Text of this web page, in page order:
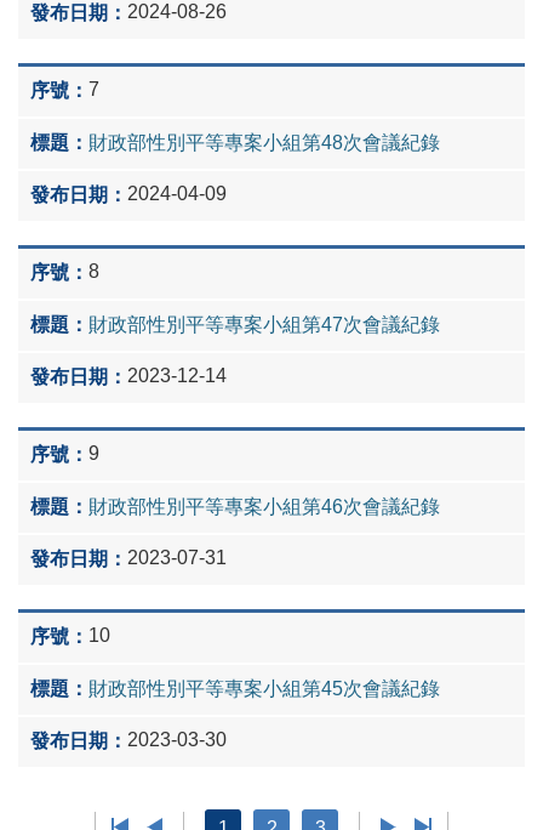
2024-08-26
7
財政部性別平等專案小組第48次會議紀錄
2024-04-09
8
財政部性別平等專案小組第47次會議紀錄
2023-12-14
9
財政部性別平等專案小組第46次會議紀錄
2023-07-31
10
財政部性別平等專案小組第45次會議紀錄
2023-03-30